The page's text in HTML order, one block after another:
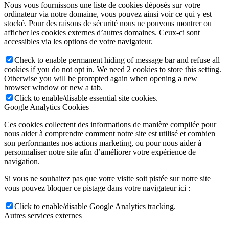
Nous vous fournissons une liste de cookies déposés sur votre
ordinateur via notre domaine, vous pouvez ainsi voir ce qui y est
stocké. Pour des raisons de sécurité nous ne pouvons montrer ou
afficher les cookies externes d’autres domaines. Ceux-ci sont
accessibles via les options de votre navigateur.
Check to enable permanent hiding of message bar and refuse all
cookies if you do not opt in. We need 2 cookies to store this setting.
Otherwise you will be prompted again when opening a new
browser window or new a tab.
Click to enable/disable essential site cookies.
Google Analytics Cookies
Ces cookies collectent des informations de manière compilée pour
nous aider à comprendre comment notre site est utilisé et combien
son performantes nos actions marketing, ou pour nous aider à
personnaliser notre site afin d’améliorer votre expérience de
navigation.
Si vous ne souhaitez pas que votre visite soit pistée sur notre site
vous pouvez bloquer ce pistage dans votre navigateur ici :
Click to enable/disable Google Analytics tracking.
Autres services externes